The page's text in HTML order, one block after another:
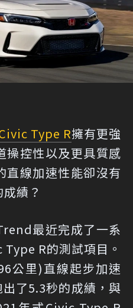
Type R擁有更強
操控性以及更具質感
直線加速性能卻沒有
績？
最近完成了一系
R的測試項目。
公里)直線起步加速
了5.3秒的成績，與